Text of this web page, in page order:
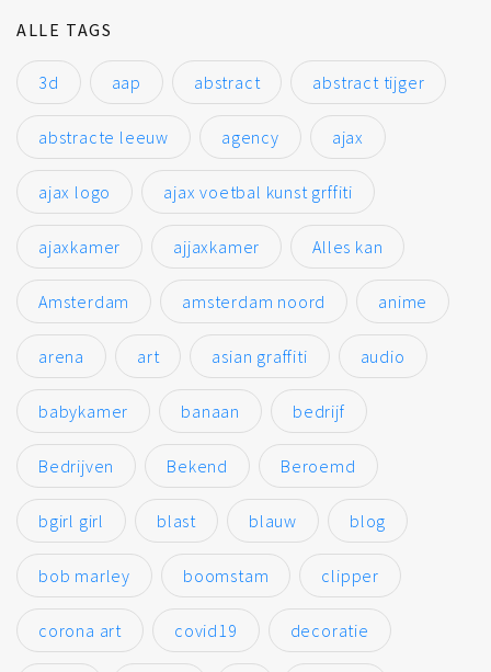
ALLE TAGS
3d aap abstract abstract tijger
abstracte leeuw agency ajax
ajax logo ajax voetbal kunst grffiti
ajaxkamer ajjaxkamer Alles kan
Amsterdam amsterdam noord anime
arena art asian graffiti audio
babykamer banaan bedrijf
Bedrijven Bekend Beroemd
bgirl girl blast blauw blog
bob marley boomstam clipper
corona art covid19 decoratie